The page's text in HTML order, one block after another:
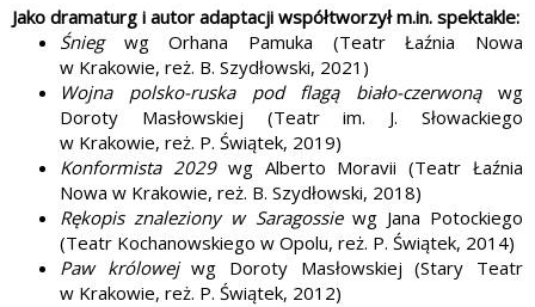
Jako dramaturg i autor adaptacji współtworzył m.in. spektakle:
Śniegwg Orhana Pamuka (Teatr Łaźnia Nowa
w Krakowie, reż. B. Szydłowski, 2021)
Wojna polsko-ruska pod flagą biało-czerwonąwg
Doroty Masłowskiej (Teatr im. J. Słowackiego
w Krakowie, reż. P. Świątek, 2019)
Konformista 2029wg Alberto Moravii (Teatr Łaźnia
Nowa w Krakowie, reż. B. Szydłowski, 2018)
Rękopis znaleziony w Saragossiewg Jana Potockiego
(Teatr Kochanowskiego w Opolu, reż. P. Świątek, 2014)
Paw królowejwg Doroty Masłowskiej (Stary Teatr
w Krakowie, reż. P. Świątek, 2012)